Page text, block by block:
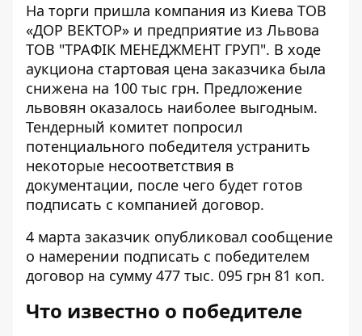
На торги пришла компания из Киева ТОВ
«ДОР ВЕКТОР» и предприятие из Львова
ТОВ "ТРАФІК МЕНЕДЖМЕНТ ГРУП". В ходе
аукциона стартовая цена заказчика была
снижена на 100 тыс грн. Предложение
львовян оказалось наиболее выгодным.
Тендерный комитет попросил
потенциального победителя устранить
некоторые несоответствия в
документации, после чего будет готов
подписать с компанией договор.
4 марта заказчик опубликовал сообщение
о намерении подписать с победителем
договор на сумму 477 тыс. 095 грн 81 коп.
Что известно о победителе